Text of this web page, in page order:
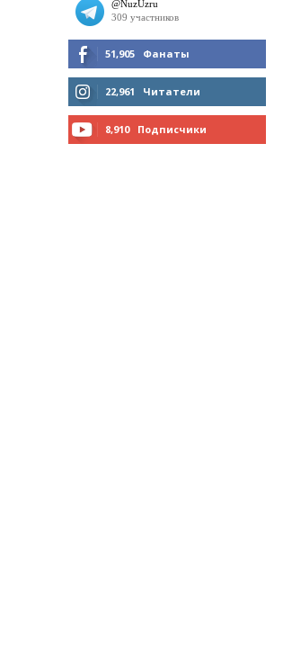
51,905 Фанаты
МНЕ НРАВИТСЯ
22,961 Читатели
8,910 Подписчики